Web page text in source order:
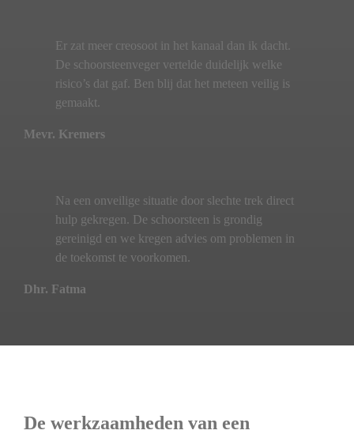
Er zat meer creosoot in het kanaal dan ik dacht.
De schoorsteenveger vertelde duidelijk welke
risico’s dat gaf. Ben blij dat het meteen veilig is
gemaakt.
Mevr. Kremers
Na een onveilige situatie door slechte trek direct
hulp gekregen. De schoorsteen is grondig
gereinigd en we kregen advies om problemen in
de toekomst te voorkomen.
Dhr. Fatma
De werkzaamheden van een